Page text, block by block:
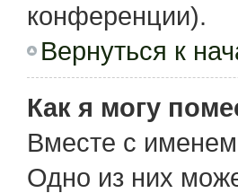
конференции).
Вернуться к
Как я могу
Вместе с именем
Одно из них